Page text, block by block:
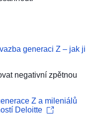
generaci Z – jak ji
negativní zpětnou
Z a mileniálů
Deloitte